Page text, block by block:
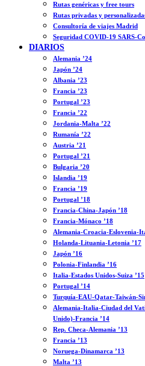
Rutas genéricas y free tours
Rutas privadas y
Consultoría de viajes Madrid
Seguridad COVID-19 SARS-
DIARIOS
Alemania ’24
Japón ’24
Albania ’23
Francia ’23
Portugal ’23
Francia ’22
Jordania-Malta ’22
Rumanía ’22
Austria ’21
Portugal ’21
Bulgaria ’20
Islandia ’19
Francia ’19
Portugal ’18
Francia-China-Japón ’18
Francia-Mónaco ’18
Alemania-Croacia-Eslovenia-
Holanda-Lituania-Letonia ’17
Japón ’16
Polonia-Finlandia ’16
Italia-Estados Unidos-Suiza ’15
Portugal ’14
Turquía-EAU-Qatar-Taiwán-
Alemania-Italia-Ciudad del
Unido)-Francia ’14
Rep. Checa-Alemania ’13
Francia ’13
Noruega-Dinamarca ’13
Malta ’13